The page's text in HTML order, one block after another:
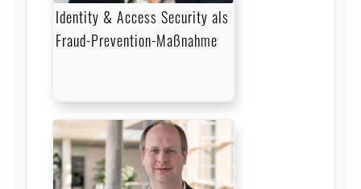
Identity & Access Security als
Fraud-Prevention-Maßnahme